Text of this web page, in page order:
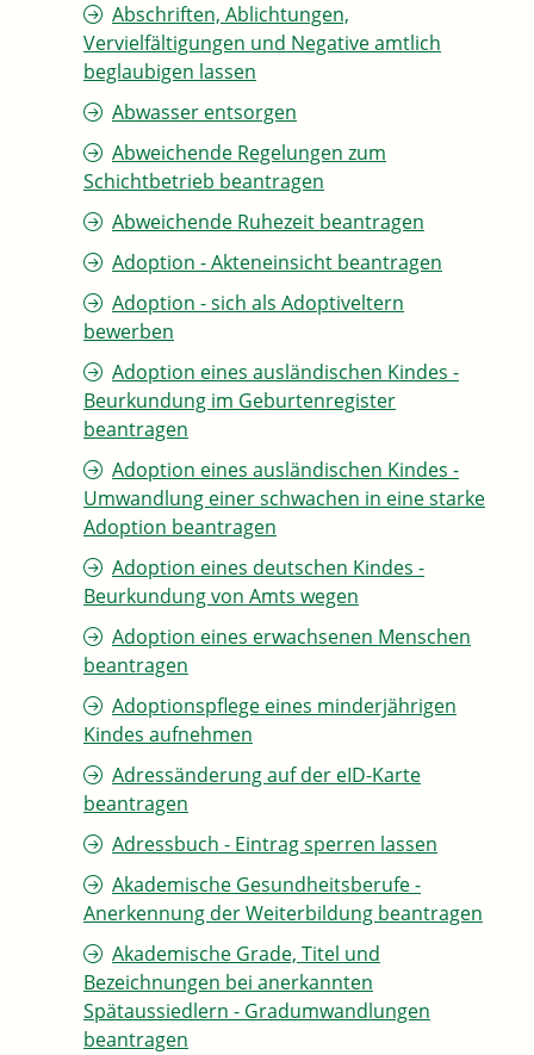
Abschriften, Ablichtungen,
Vervielfältigungen und Negative amtlich
beglaubigen lassen
Abwasser entsorgen
Abweichende Regelungen zum
Schichtbetrieb beantragen
Abweichende Ruhezeit beantragen
Adoption - Akteneinsicht beantragen
Adoption - sich als Adoptiveltern
bewerben
Adoption eines ausländischen Kindes -
Beurkundung im Geburtenregister
beantragen
Adoption eines ausländischen Kindes -
Umwandlung einer schwachen in eine starke
Adoption beantragen
Adoption eines deutschen Kindes -
Beurkundung von Amts wegen
Adoption eines erwachsenen Menschen
beantragen
Adoptionspflege eines minderjährigen
Kindes aufnehmen
Adressänderung auf der eID-Karte
beantragen
Adressbuch - Eintrag sperren lassen
Akademische Gesundheitsberufe -
Anerkennung der Weiterbildung beantragen
Akademische Grade, Titel und
Bezeichnungen bei anerkannten
Spätaussiedlern - Gradumwandlungen
beantragen